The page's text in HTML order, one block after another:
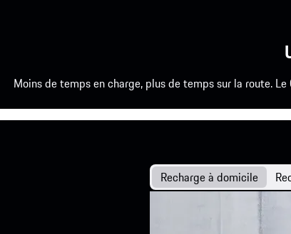
Moins de temps en charge, plus de temps sur la route.
Recharge à domicile